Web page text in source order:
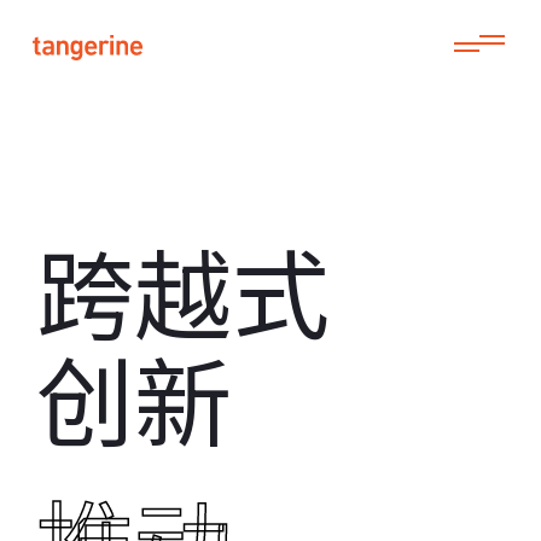
跨越式
创新